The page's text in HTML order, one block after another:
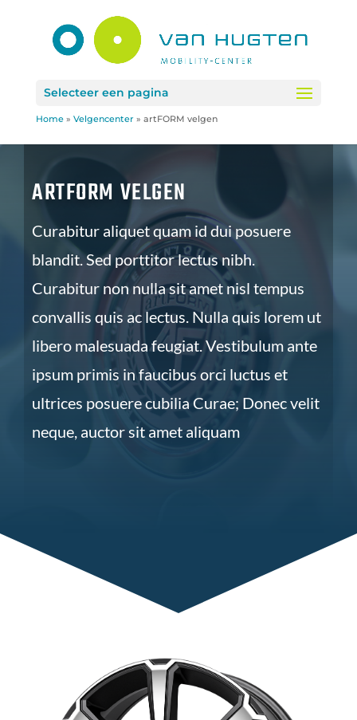
Selecteer een pagina
Home» Velgencenter» artFORM velgen
ARTFORM VELGEN
Curabitur aliquet quam id dui posuere
blandit. Sed porttitor lectus nibh.
Curabitur non nulla sit amet nisl tempus
convallis quis ac lectus. Nulla quis lorem ut
libero malesuada feugiat. Vestibulum ante
ipsum primis in faucibus orci luctus et
ultrices posuere cubilia Curae; Donec velit
neque, auctor sit amet aliquam